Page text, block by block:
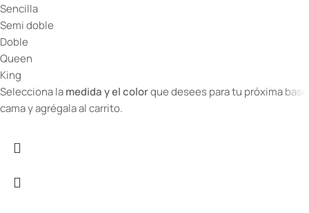
Sencilla
Semi doble
Doble
Queen
King
Selecciona lamedida y el colorque desees para tu próxima base
cama y agrégala al carrito.